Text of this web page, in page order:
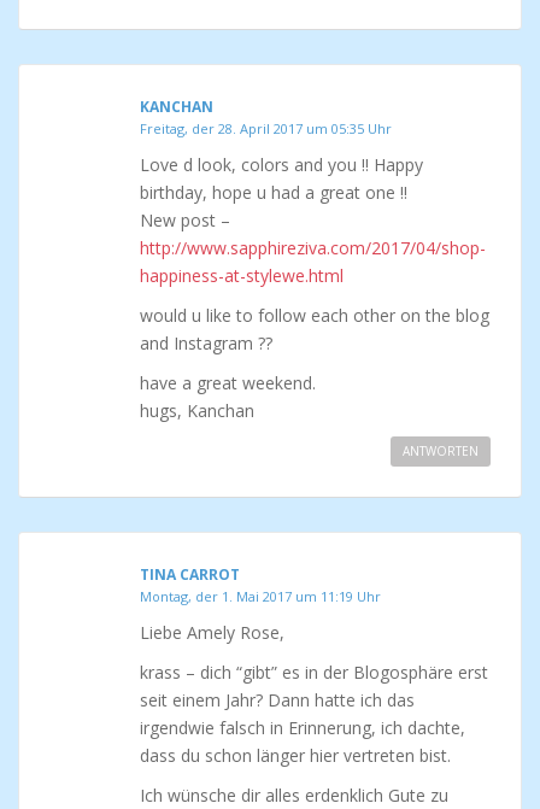
KANCHAN
Freitag, der 28. April 2017 um 05:35 Uhr
Love d look, colors and you !! Happy
birthday, hope u had a great one !!
New post –
http://www.sapphireziva.com/2017/04/shop-
happiness-at-stylewe.html
would u like to follow each other on the blog
and Instagram ??
have a great weekend.
hugs, Kanchan
ANTWORTEN
TINA CARROT
Montag, der 1. Mai 2017 um 11:19 Uhr
Liebe Amely Rose,
krass – dich “gibt” es in der Blogosphäre erst
seit einem Jahr? Dann hatte ich das
irgendwie falsch in Erinnerung, ich dachte,
dass du schon länger hier vertreten bist.
Ich wünsche dir alles erdenklich Gute zu